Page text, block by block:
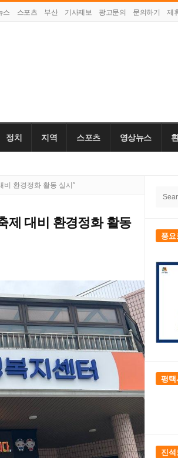
스 스포츠 부산 기사제보 광고문의 문의하기 제
정치 지역 스포츠 영상뉴스
비 환경정화 활동 실시”
제 대비 환경정화 활동
풍
평택
진